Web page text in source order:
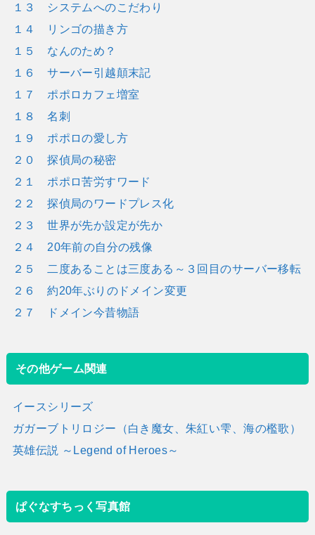
１３ システムへのこだわり
１４ リンゴの描き方
１５ なんのため？
１６ サーバー引越顛末記
１７ ポポロカフェ増室
１８ 名刺
１９ ポポロの愛し方
２０ 探偵局の秘密
２１ ポポロ苦労すワード
２２ 探偵局のワードプレス化
２３ 世界が先か設定が先か
２４ 20年前の自分の残像
２５ 二度あることは三度ある～３回目のサーバー移転
２６ 約20年ぶりのドメイン変更
２７ ドメイン今昔物語
その他ゲーム関連
イースシリーズ
ガガーブトリロジー（白き魔女、朱紅い雫、海の檻歌）
英雄伝説 ～Legend of Heroes～
ぱぐなすちっく写真館